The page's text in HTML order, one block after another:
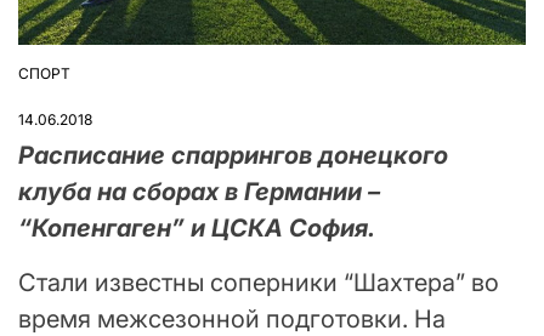
ОПУБЛІКУВАТИ
СПОРТ
14.06.2018
Расписание спаррингов донецкого
клуба на сборах в Германии –
“Копенгаген” и ЦСКА София.
Стали известны соперники “Шахтера” во
время межсезонной подготовки. На